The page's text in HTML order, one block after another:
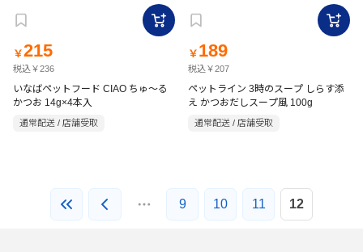
￥215
税込￥236
いなばペットフード CIAO ちゅ～る
かつお 14g×4本入
通常配送 / 店舗受取
￥ 189
税込￥207
ペットライン 3時のスープ しらす添
え かつおだしスープ風 100g
通常配送 / 店舗受取
9 10 11 12